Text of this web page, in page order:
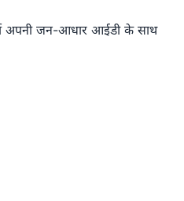
अपनी जन-आधार आईडी के साथ